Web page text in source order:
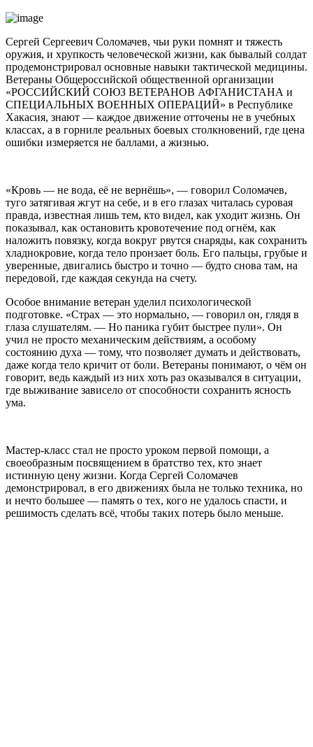
Сергей Сергеевич Соломачев, чьи руки помнят и тяжесть
оружия, и хрупкость человеческой жизни, как бывалый солдат
продемонстрировал основные навыки тактической медицины.
Ветераны Общероссийской общественной организации
«РОССИЙСКИЙ СОЮЗ ВЕТЕРАНОВ АФГАНИСТАНА и
СПЕЦИАЛЬНЫХ ВОЕННЫХ ОПЕРАЦИЙ» в Республике
Хакасия, знают — каждое движение отточены не в учебных
классах, а в горниле реальных боевых столкновений, где цена
ошибки измеряется не баллами, а жизнью.
«Кровь — не вода, её не вернёшь», — говорил Соломачев,
туго затягивая жгут на себе, и в его глазах читалась суровая
правда, известная лишь тем, кто видел, как уходит жизнь. Он
показывал, как остановить кровотечение под огнём, как
наложить повязку, когда вокруг рвутся снаряды, как сохранить
хладнокровие, когда тело пронзает боль. Его пальцы, грубые и
уверенные, двигались быстро и точно — будто снова там, на
передовой, где каждая секунда на счету.
Особое внимание ветеран уделил психологической
подготовке. «Страх — это нормально, — говорил он, глядя в
глаза слушателям. — Но паника губит быстрее пули». Он
учил не просто механическим действиям, а особому
состоянию духа — тому, что позволяет думать и действовать,
даже когда тело кричит от боли. Ветераны понимают, о чём он
говорит, ведь каждый из них хоть раз оказывался в ситуации,
где выживание зависело от способности сохранить ясность
ума.
Мастер-класс стал не просто уроком первой помощи, а
своеобразным посвящением в братство тех, кто знает
истинную цену жизни. Когда Сергей Соломачев
демонстрировал, в его движениях была не только техника, но
и нечто большее — память о тех, кого не удалось спасти, и
решимость сделать всё, чтобы таких потерь было меньше.